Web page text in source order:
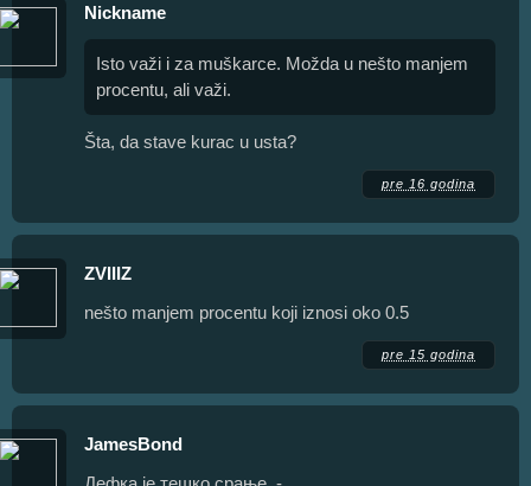
Nickname
Isto važi i za muškarce. Možda u nešto manjem
procentu, ali važi.
Šta, da stave kurac u usta?
pre 16 godina
ZVIIIZ
nešto manjem procentu koji iznosi oko 0.5
pre 15 godina
JamesBond